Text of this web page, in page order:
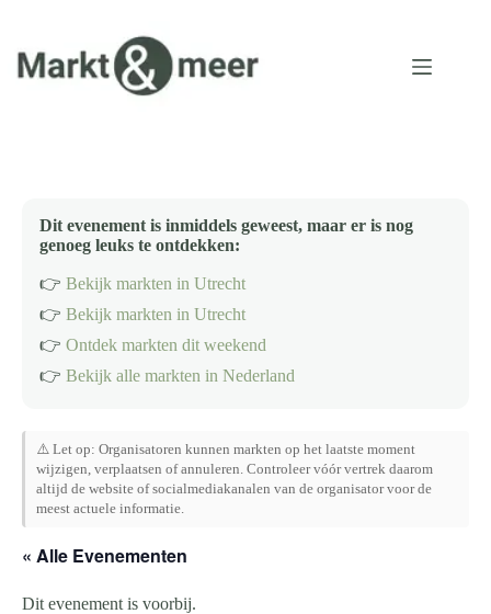
inhoud
Dit evenement is inmiddels geweest, maar er is nog
genoeg leuks te ontdekken:
👉 Bekijk markten in Utrecht
👉 Bekijk markten in Utrecht
👉 Ontdek markten dit weekend
👉 Bekijk alle markten in Nederland
⚠️ Let op: Organisatoren kunnen markten op het laatste moment
wijzigen, verplaatsen of annuleren. Controleer vóór vertrek daarom
altijd de website of socialmediakanalen van de organisator voor de
meest actuele informatie.
« Alle Evenementen
Dit evenement is voorbij.